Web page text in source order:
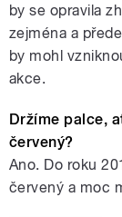
by se opravila
zejména a
by mohl
akce.
Držíme palce,
červený?
Ano. Do roku
červený a moc